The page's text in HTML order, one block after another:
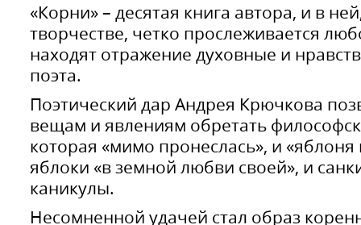
«Корни» – десятая книга автора, и в
творчестве, четко прослеживается
находят отражение духовные и
поэта.
Поэтический дар Андрея Крючкова
вещам и явлениям обретать
которая «мимо пронеслась», и
яблоки «в земной любви своей», и
каникулы.
Несомненной удачей стал образ